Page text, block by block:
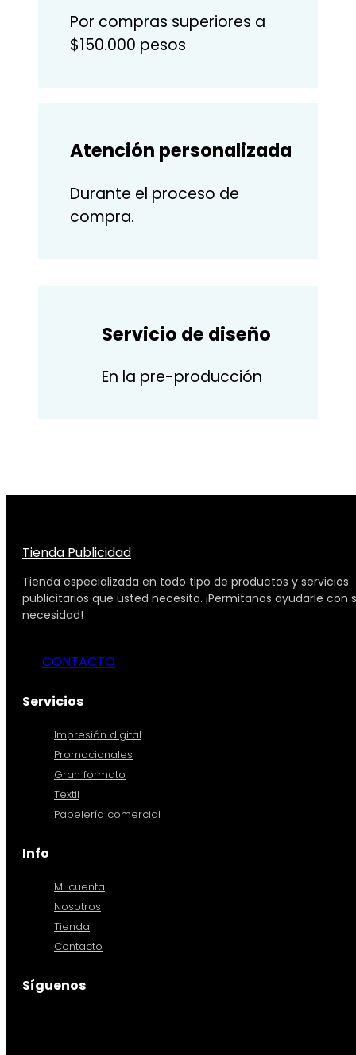
Por compras superiores a
$150.000 pesos
Atención personalizada
Durante el proceso de
compra.
Servicio de diseño
En la pre-producción
Tienda Publicidad
Tienda especializada en todo tipo de productos y servicios
publicitarios que usted necesita. ¡Permitanos ayudarle con
necesidad!
CONTACTO
Servicios
Impresión digital
Promocionales
Gran formato
Textil
Papelería comercial
Info
Mi cuenta
Nosotros
Tienda
Contacto
Síguenos